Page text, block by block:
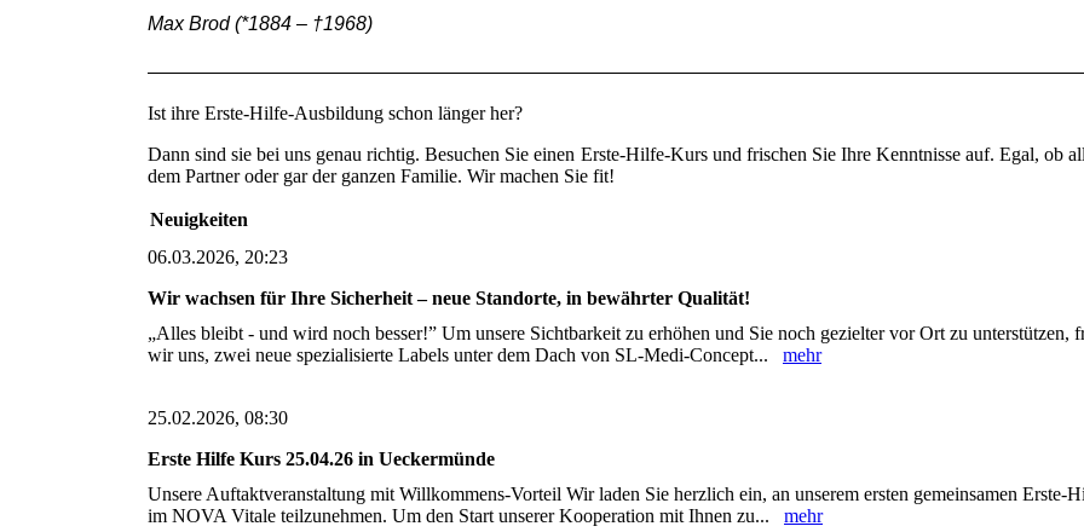
Max Brod (*1884 – †1968)
Ist ihre Erste-Hilfe-Ausbildung schon länger her?
Dann sind sie bei uns genau richtig. Besuchen Sie einen Erste-Hilfe-Kurs und frischen Sie Ihre Kenntnisse auf. Egal, ob
dem Partner oder gar der ganzen Familie. Wir machen Sie fit!
Neuigkeiten
06.03.2026, 20:23
Wir wachsen für Ihre Sicherheit – neue Standorte, in bewährter Qualität!
„Alles bleibt - und wird noch besser!” Um unsere Sichtbarkeit zu erhöhen und Sie noch gezielter vor Ort zu unterstützen,
wir uns, zwei neue spezialisierte Labels unter dem Dach von SL-Medi-Concept... mehr
25.02.2026, 08:30
Erste Hilfe Kurs 25.04.26 in Ueckermünde
Unsere Auftaktveranstaltung mit Willkommens-Vorteil Wir laden Sie herzlich ein, an unserem ersten gemeinsamen Erste-
im NOVA Vitale teilzunehmen. Um den Start unserer Kooperation mit Ihnen zu... mehr